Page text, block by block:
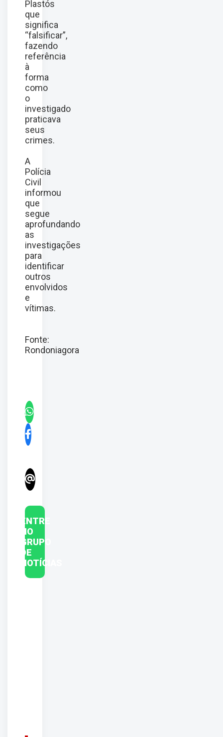
Plastós
que
significa
“falsificar”,
fazendo
referência
à
forma
como
o
investigado
praticava
seus
crimes.
A
Polícia
Civil
informou
que
segue
aprofundando
as
investigações
para
identificar
outros
envolvidos
e
vítimas.
Fonte:
Rondoniagora
ENTRE
NO
GRUPO
DE
NOTÍCIAS